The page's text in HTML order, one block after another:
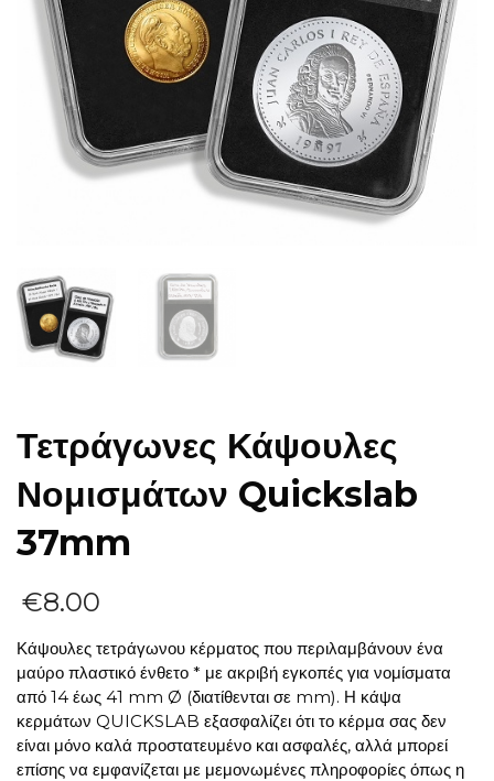
Τετράγωνες Κάψουλες
Νομισμάτων Quickslab
37mm
€8.00
Κάψουλες τετράγωνου κέρματος που περιλαμβάνουν ένα
μαύρο πλαστικό ένθετο * με ακριβή εγκοπές για νομίσματα
από 14 έως 41 mm Ø (διατίθενται σε mm). Η κάψα
κερμάτων QUICKSLAB εξασφαλίζει ότι το κέρμα σας δεν
είναι μόνο καλά προστατευμένο και ασφαλές, αλλά μπορεί
επίσης να εμφανίζεται με μεμονωμένες πληροφορίες όπως η